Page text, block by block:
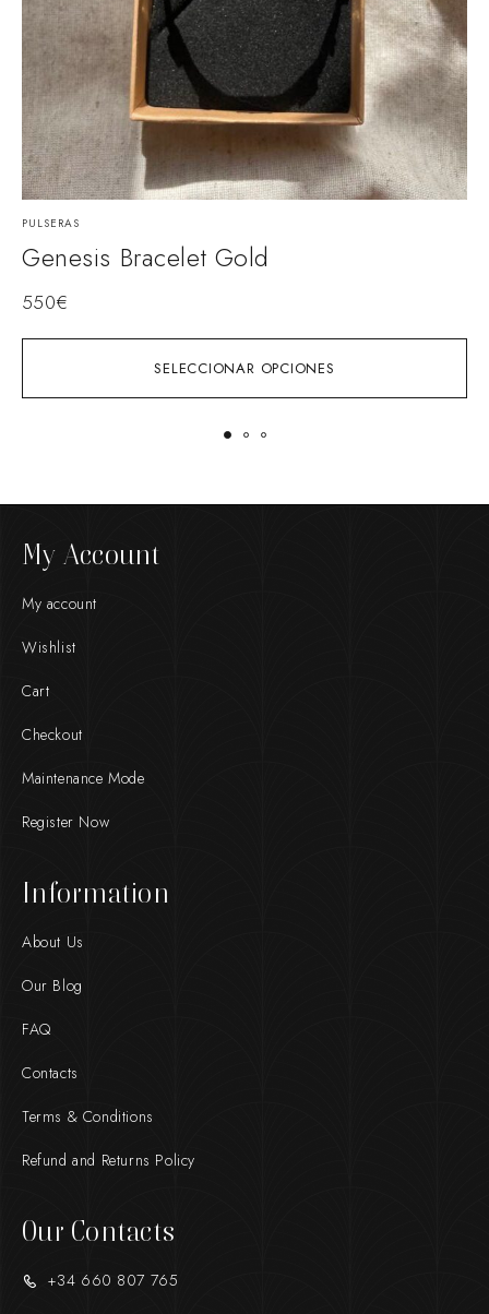
SELECCIONAR OPCIONES
PULSERAS
Genesis Bracelet Gold
550€
My Account
My account
Wishlist
Cart
Checkout
Maintenance Mode
Register Now
Information
About Us
Our Blog
FAQ
Contacts
Terms & Conditions
Refund and Returns Policy
Our Contacts
+34 660 807 765